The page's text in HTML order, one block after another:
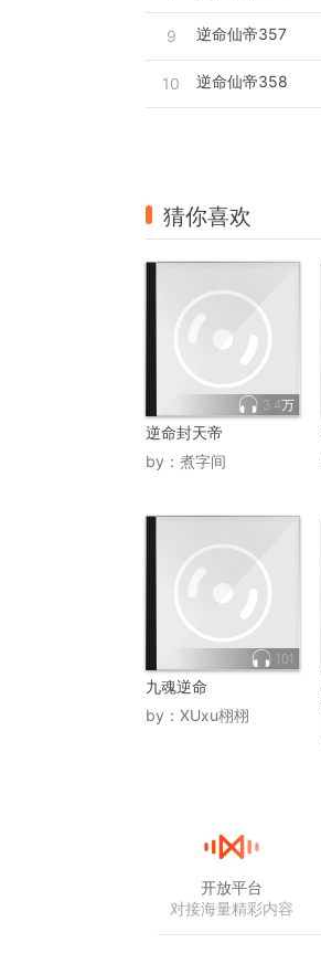
9 逆命仙帝357
10 逆命仙帝358
猜你喜欢
3.4万
逆命封天帝
by： 煮字间
101
九魂逆命
by： XUxu栩栩
开放平台
对接海量精彩内容